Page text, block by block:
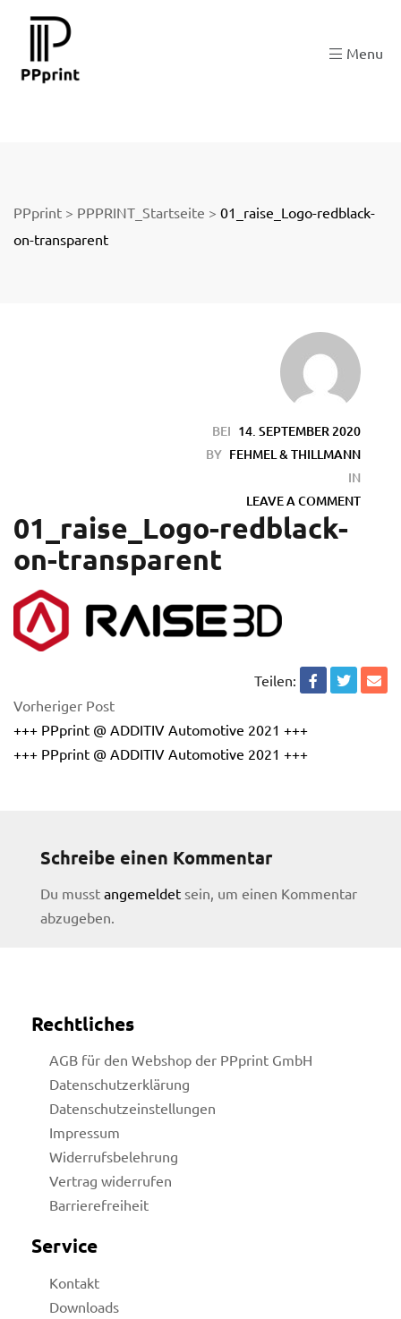
Menu
PPprint > PPPRINT_Startseite > 01_raise_Logo-redblack-
on-transparent
BEI 14. SEPTEMBER 2020
BY FEHMEL & THILLMANN
IN
LEAVE A COMMENT
01_raise_Logo-redblack-
on-transparent
Teilen:
Vorheriger Post
+++ PPprint @ ADDITIV Automotive 2021 +++
+++ PPprint @ ADDITIV Automotive 2021 +++
Schreibe einen Kommentar
Du musst angemeldet sein, um einen Kommentar
abzugeben.
Rechtliches
AGB für den Webshop der PPprint GmbH
Datenschutzerklärung
Datenschutzeinstellungen
Impressum
Widerrufsbelehrung
Vertrag widerrufen
Barrierefreiheit
Service
Kontakt
Downloads